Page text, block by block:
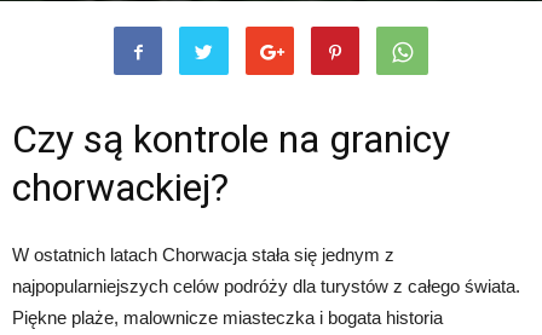
Czy są kontrole na granicy
chorwackiej?
W ostatnich latach Chorwacja stała się jednym z
najpopularniejszych celów podróży dla turystów z całego świata.
Piękne plaże, malownicze miasteczka i bogata historia